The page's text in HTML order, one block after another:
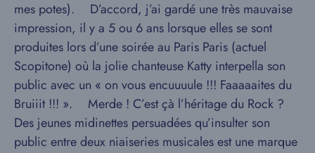
mes potes). D’accord, j’ai gardé une très mauvaise
impression, il y a 5 ou 6 ans lorsque elles se sont
produites lors d’une soirée au Paris Paris (actuel
Scopitone) où la jolie chanteuse Katty interpella son
public avec un « on vous encuuuule !!! Faaaaaites du
Bruiiit !!! ». Merde ! C’est çà l’héritage du Rock ?
Des jeunes midinettes persuadées qu’insulter son
public entre deux niaiseries musicales est une marque